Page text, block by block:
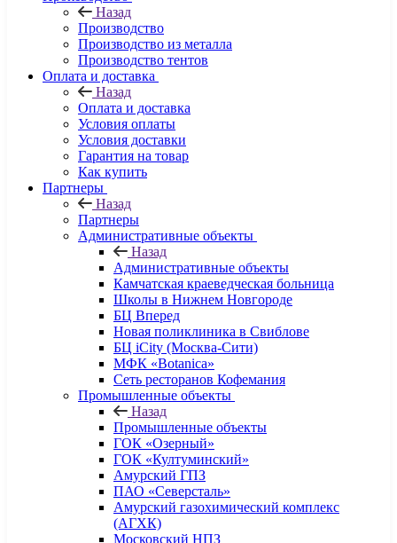
Назад
Производство
Производство из металла
Производство тентов
Оплата и доставка
Назад
Оплата и доставка
Условия оплаты
Условия доставки
Гарантия на товар
Как купить
Партнеры
Назад
Партнеры
Административные объекты
Назад
Административные объекты
Камчатская краеведческая больница
Школы в Нижнем Новгороде
БЦ Вперед
Новая поликлиника в Свиблове
БЦ iCity (Москва-Сити)
МФК «Botanica»
Сеть ресторанов Кофемания
Промышленные объекты
Назад
Промышленные объекты
ГОК «Озерный»
ГОК «Култуминский»
Амурский ГПЗ
ПАО «Северсталь»
Амурский газохимический комплекс
(АГХК)
Московский НПЗ